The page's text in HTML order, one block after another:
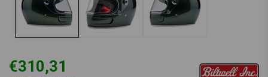
€310,31